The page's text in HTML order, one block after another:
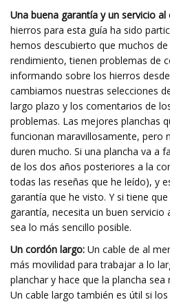
Una buena garantía y un servicio
hierros para esta guía ha sido
hemos descubierto que muchos
rendimiento, tienen problemas de
informando sobre los hierros
cambiamos nuestras selecciones
largo plazo y los comentarios de
problemas. Las mejores planchas
funcionan maravillosamente, pero
duren mucho. Si una plancha va a
de los dos años posteriores a la
todas las reseñas que he leído), y
garantía que he visto. Y si tiene
garantía, necesita un buen servicio
sea lo más sencillo posible.
Un cordón largo: Un cable de al
más movilidad para trabajar a lo
planchar y hace que la plancha
Un cable largo también es útil si